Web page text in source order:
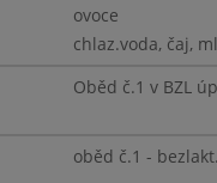
ovoce
chlaz.voda, čaj,
Oběd č.1 v BZL
oběd č.1 -